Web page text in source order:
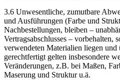
3.6 Unwesentliche, zumutbare
und Ausführungen (Farbe und
Nachbestellungen, bleiben –
Vertragsabschlusses – vorbehalten,
verwendeten Materialien liegen
gerechtfertigt gelten insbesondere
Veränderungen, z.B. bei Maßen,
Maserung und Struktur u.ä.